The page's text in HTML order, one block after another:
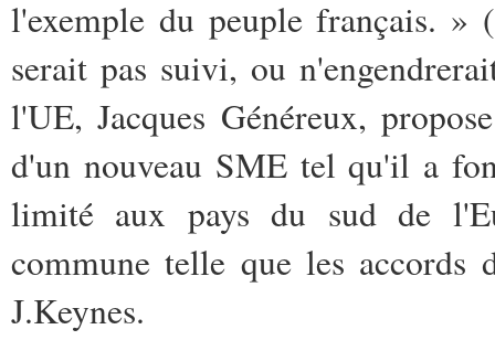
l'exemple du peuple français. »
serait pas suivi, ou
l'UE, Jacques Généreux,
d'un nouveau SME tel qu'il a
limité aux pays du sud de
commune telle que les accords
J.Keynes.